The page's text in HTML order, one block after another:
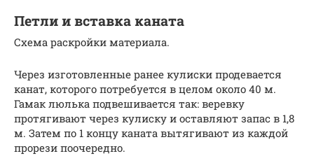
Петли и вставка каната
Схема раскройки материала.
Через изготовленные ранее кулиски продевается
канат, которого потребуется в целом около 40 м.
Гамак люлька подвешивается так: веревку
протягивают через кулиску и оставляют запас в 1,8
м. Затем по 1 концу каната вытягивают из каждой
прорези поочередно.